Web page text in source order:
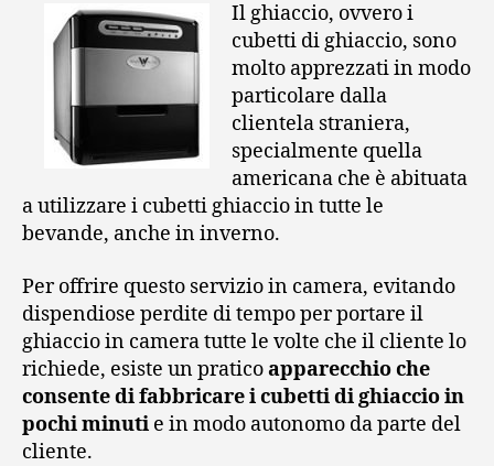
Il ghiaccio, ovvero i
cubetti di ghiaccio, sono
molto apprezzati in modo
particolare dalla
clientela straniera,
specialmente quella
americana che è abituata
a utilizzare i cubetti ghiaccio in tutte le
bevande, anche in inverno.
Per offrire questo servizio in camera, evitando
dispendiose perdite di tempo per portare il
ghiaccio in camera tutte le volte che il cliente lo
richiede, esiste un praticoapparecchio che
consente di fabbricare i cubetti di ghiaccio in
pochi minuti e in modo autonomo da parte del
cliente.